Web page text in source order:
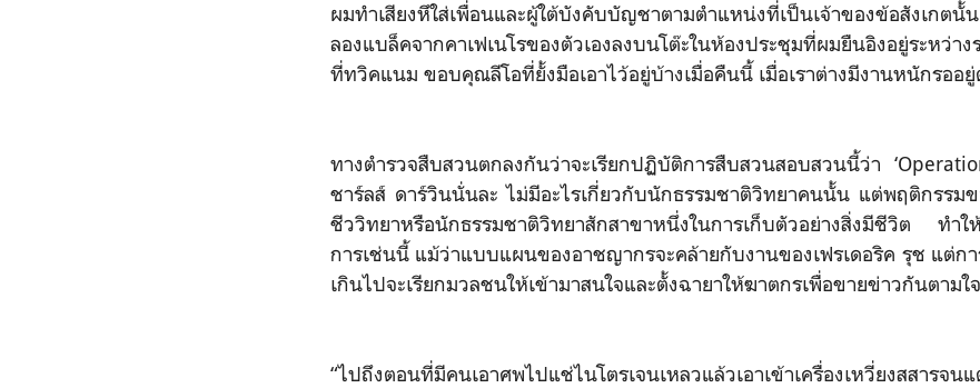
ผมทำเสียงหึใส่เพื่อนและผู้ใต้บังคับบัญชาตามตำแหน่งที่เป็นเจ้าของข้อสังเกตนั้
ลองแบล็คจากคาเฟเนโรของตัวเองลงบนโต๊ะในห้องประชุมที่ผมยืนอิงอยู่ระหว่า
ที่ทวิคแนม ขอบคุณลีโอที่ยั้งมือเอาไว้อยู่บ้างเมื่อคืนนี้ เมื่อเราต่างมีงานหนักรออยู่
ทางตำรวจสืบสวนตกลงกันว่าจะเรียกปฏิบัติการสืบสวนสอบสวนนี้ว่า
ชาร์ลส์ ดาร์วินนั่นละ ไม่มีอะไรเกี่ยวกับนักธรรมชาติวิทยาคนนั้น แต่พฤติกรรม
ชีววิทยาหรือนักธรรมชาติวิทยาสักสาขาหนึ่งในการเก็บตัวอย่างสิ่งมีชีวิต ทำใ
การเช่นนี้ แม้ว่าแบบแผนของอาชญากรจะคล้ายกับงานของเฟรเดอริค รุช แต่ก
เกินไปจะเรียกมวลชนให้เข้ามาสนใจและตั้งฉายาให้ฆาตกรเพื่อขายข่าวกันตามใ
“ไปถึงตอนที่มีคนเอาศพไปแช่ไนโตรเจนเหลวแล้วเอาเข้าเครื่องเหวี่ยงสสารจ